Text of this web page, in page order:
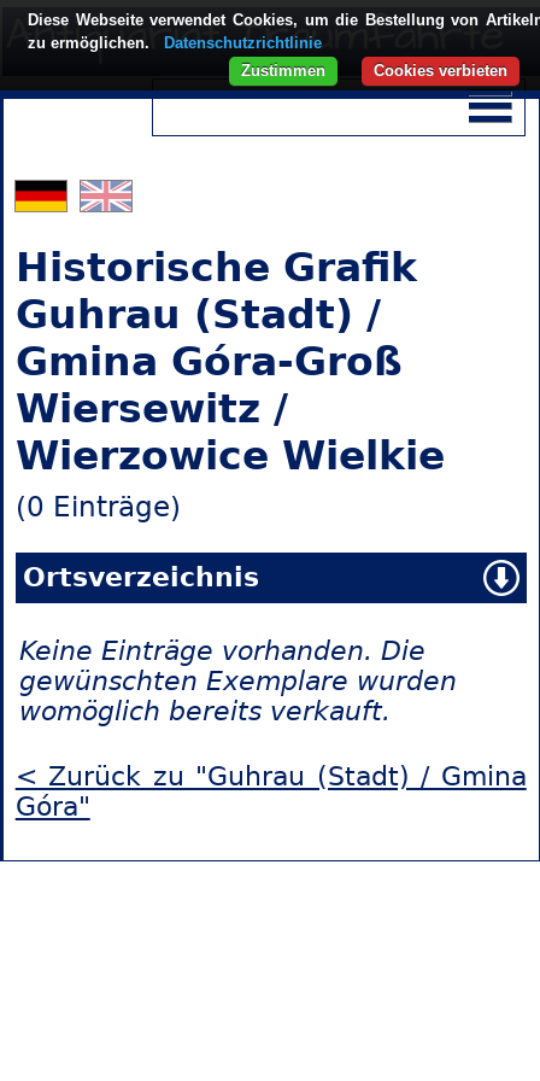
Historische Grafik
Guhrau (Stadt) /
Gmina Góra-Groß
Wiersewitz /
Wierzowice Wielkie
(0 Einträge)
Ortsverzeichnis
Keine Einträge vorhanden. Die
gewünschten Exemplare wurden
womöglich bereits verkauft.
< Zurück zu "Guhrau (Stadt) / Gmina
Góra"
Diese Webseite verwendet Cookies, um die Bestellung von
zu ermöglichen.
Datenschutzrichtlinie
Cookies verbieten
Zustimmen